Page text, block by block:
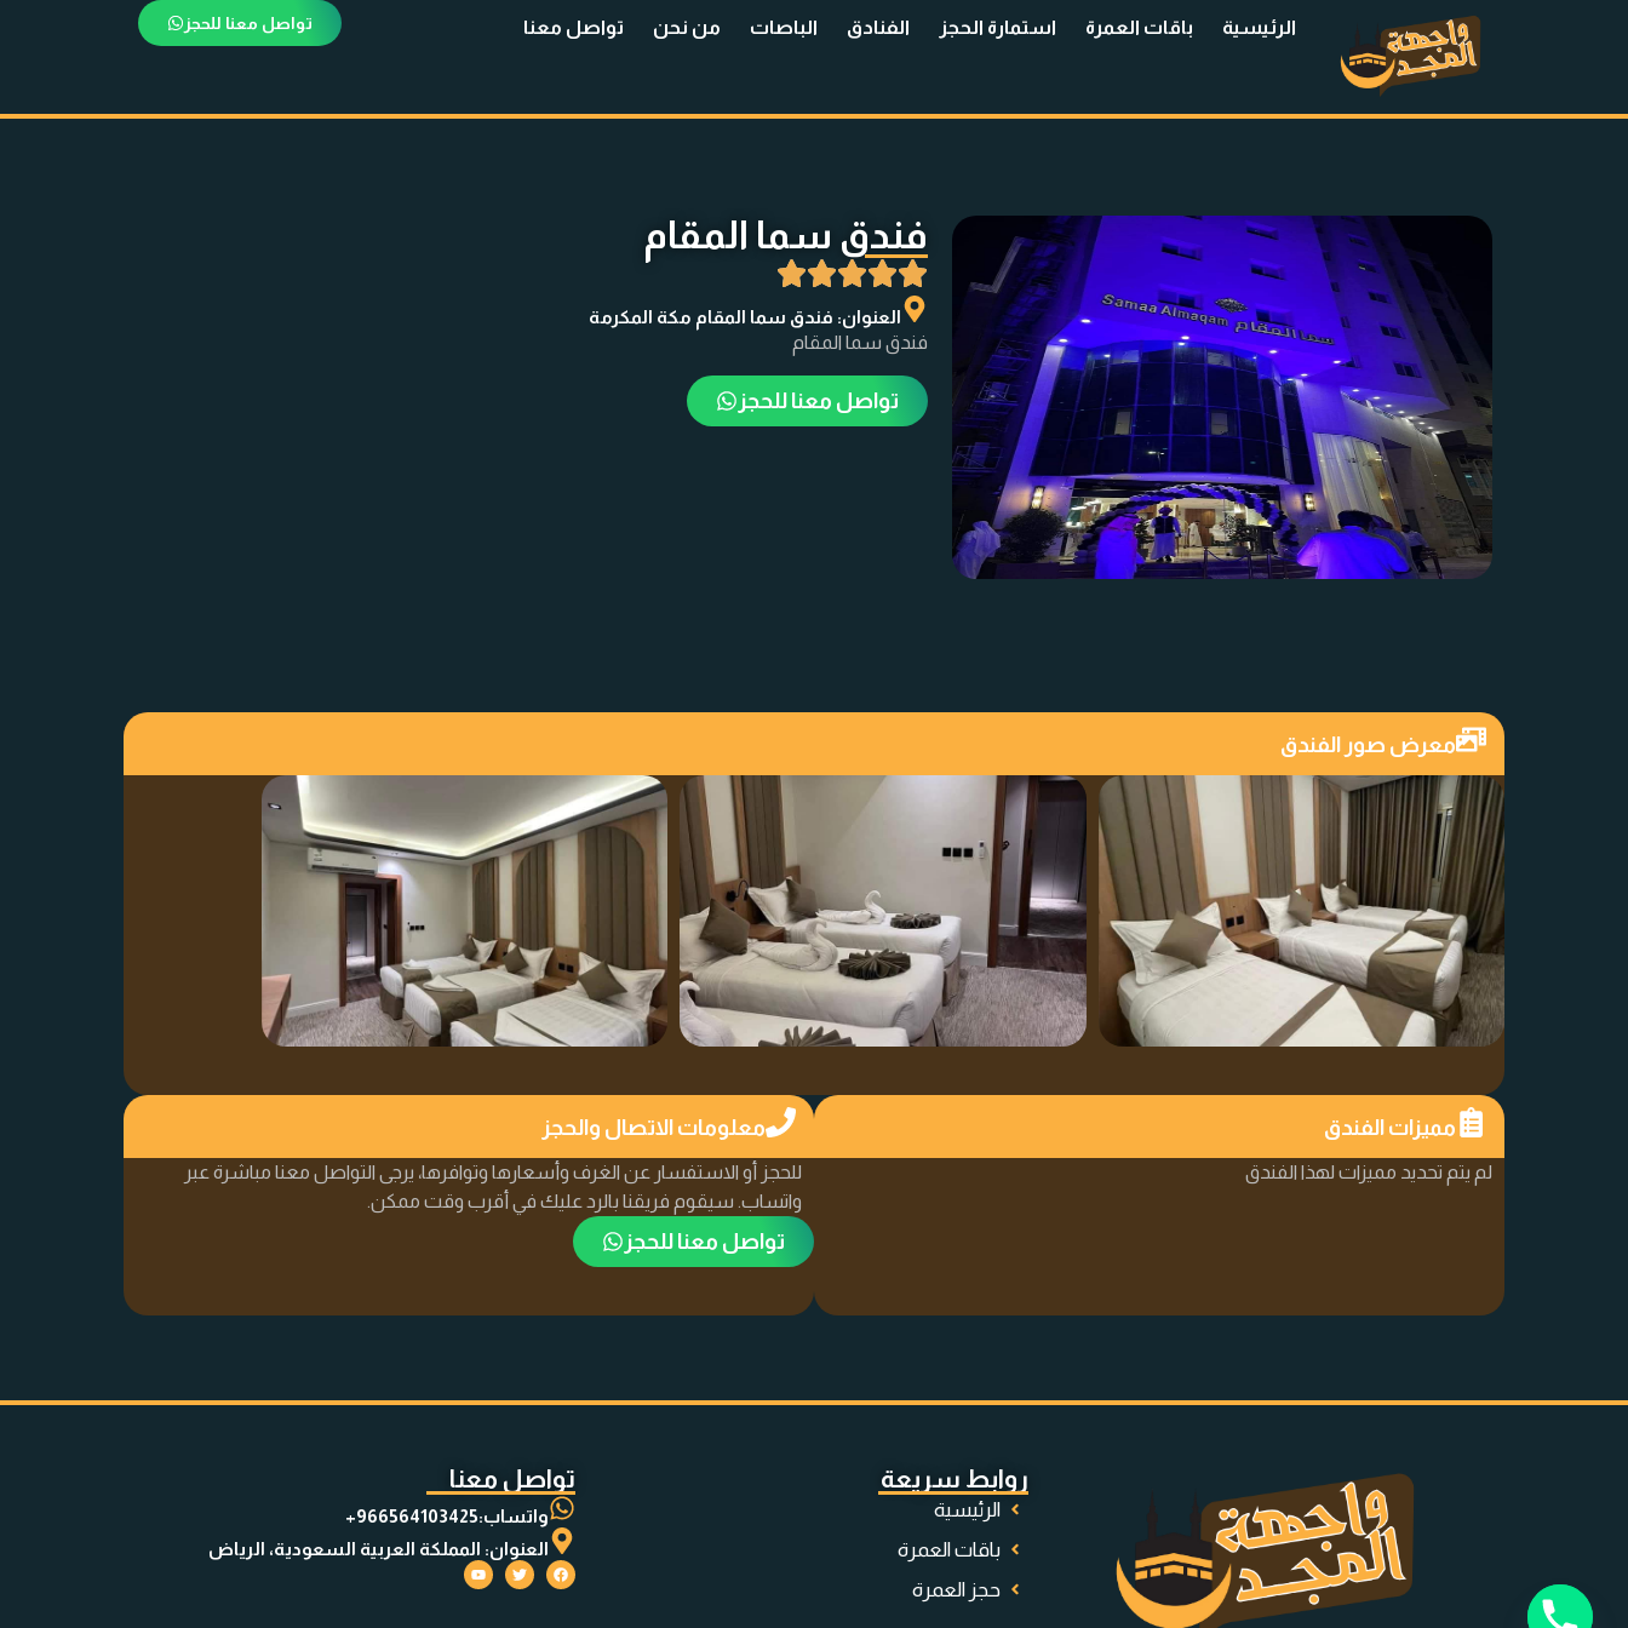
الرئيسية باقات العمرة استمارة الحجز الفنادق الباصات من نحن تواصل معنا تواصل معنا للحجز
فندق سما المقام
العنوان: فندق سما المقام مكة المكرمة
فندق سما المقام
تواصل معنا للحجز
معرض صور الفندق
مميزات الفندق
لم يتم تحديد مميزات لهذا الفندق
معلومات الاتصال والحجز
للحجز أو الاستفسار عن الغرف وأسعارها وتوافرها، يرجى التواصل معنا مباشرة عبر
واتساب. سيقوم فريقنا بالرد عليك في أقرب وقت ممكن.
تواصل معنا للحجز
روابط سريعة
الرئيسية
باقات العمرة
حجز العمرة
تواصل معنا
واتساب:966564103425+
العنوان: المملكة العربية السعودية، الرياض